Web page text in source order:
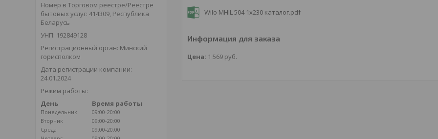
Wilo MHIL 504 1x230 каталог.pdf
Информация для заказа
Цена: 1 569 руб.
Номер в Торговом реестре/Реестре
бытовых услуг: 414309, Республика
Беларусь
УНП: 192849128
Регистрационный орган: Минский
горисполком
Дата регистрации компании:
24.01.2024
Режим работы:
День
Время работы
Понедельник
09:00-20:00
Вторник
09:00-20:00
Среда
09:00-20:00